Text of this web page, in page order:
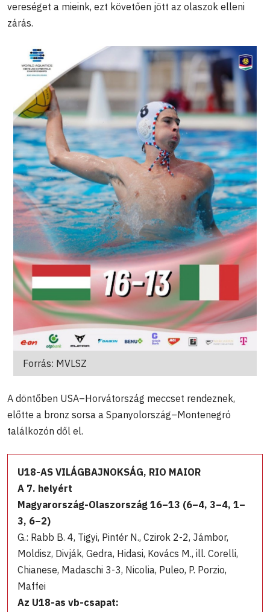
vereséget a mieink, ezt követően jött az olaszok elleni
zárás.
Forrás: MVLSZ
A döntőben USA–Horvátország meccset rendeznek,
előtte a bronz sorsa a Spanyolország–Montenegró
találkozón dől el.
U18-AS VILÁGBAJNOKSÁG, RIO MAIOR
A 7. helyért
Magyarország-Olaszország 16–13 (6–4, 3–4, 1–
3, 6–2)
G.: Rabb B. 4, Tigyi, Pintér N., Czirok 2-2, Jámbor,
Moldisz, Divják, Gedra, Hidasi, Kovács M., ill. Corelli,
Chianese, Madaschi 3-3, Nicolia, Puleo, P. Porzio,
Maffei
Az U18-as vb-csapat: